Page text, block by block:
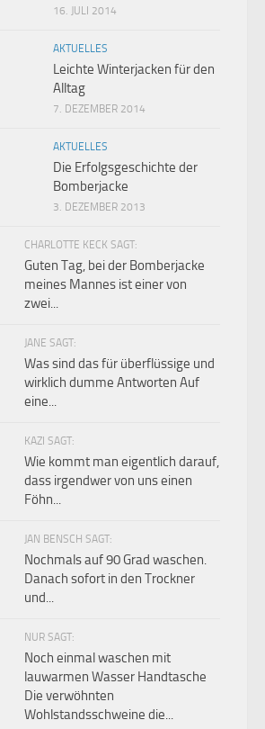
16. JULI 2014
AKTUELLES
Leichte Winterjacken für den
Alltag
7. DEZEMBER 2014
AKTUELLES
Die Erfolgsgeschichte der
Bomberjacke
3. DEZEMBER 2013
CHARLOTTE KECK SAGT:
Guten Tag, bei der Bomberjacke
meines Mannes ist einer von
zwei...
JANE SAGT:
Was sind das für überflüssige und
wirklich dumme Antworten Auf
eine...
KAZI SAGT:
Wie kommt man eigentlich darauf,
dass irgendwer von uns einen
Föhn...
JAN BENSCH SAGT:
Nochmals auf 90 Grad waschen.
Danach sofort in den Trockner
und...
NUR SAGT:
Noch einmal waschen mit
lauwarmen Wasser Handtasche
Die verwöhnten
Wohlstandsschweine die...